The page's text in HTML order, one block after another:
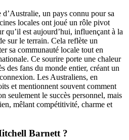
un pays connu pour sa
locales ont joué un rôle pivot
qu’il est aujourd’hui, influençant à la
sur le terrain. Cela reflète un
sa communauté locale tout en
Ce sourire porte une chaleur
des fans du monde entier, créant un
Les Australiens, en
et mentionnent souvent comment
seulement le succès personnel, mais
mêlant compétitivité, charme et
Barnett ?